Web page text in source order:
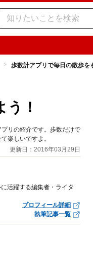
歩数計アプリで毎日の散歩を
！
リの紹介です。歩数だけで
楽しいですよ。
更新日：2016年03月29日
活躍する編集者・ライタ
プロフィール詳細
執筆記事一覧